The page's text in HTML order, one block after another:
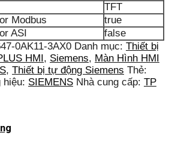
TFT
Modbus
true
ASI
false
0AK11-3AX0 Danh mục: Thiết bị
HMI, Siemens, Màn Hình HMI
, Thiết bị tự động Siemens Thẻ:
hiệu: SIEMENS Nhà cung cấp: TP